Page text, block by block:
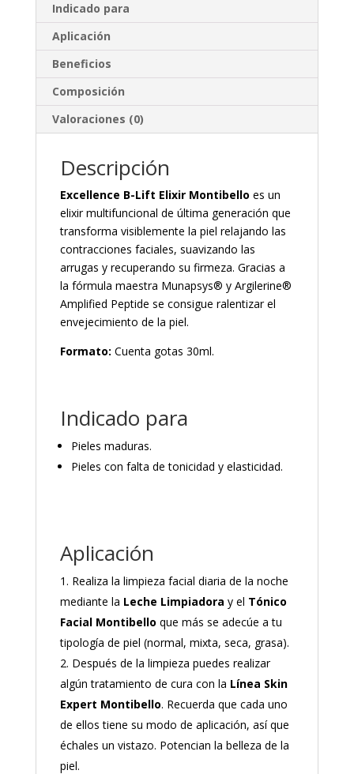
Indicado para
Aplicación
Beneficios
Composición
Valoraciones (0)
Descripción
Excellence B-Lift Elixir Montibello es un
elixir multifuncional de última generación que
transforma visiblemente la piel relajando las
contracciones faciales, suavizando las
arrugas y recuperando su firmeza. Gracias a
la fórmula maestra Munapsys® y Argilerine®
Amplified Peptide se consigue ralentizar el
envejecimiento de la piel.
Formato: Cuenta gotas 30ml.
Indicado para
Pieles maduras.
Pieles con falta de tonicidad y elasticidad.
Aplicación
Realiza la limpieza facial diaria de la noche
mediante la Leche Limpiadora y el Tónico
Facial Montibello que más se adecúe a tu
tipología de piel (normal, mixta, seca, grasa).
Después de la limpieza puedes realizar
algún tratamiento de cura con la Línea Skin
Expert Montibello. Recuerda que cada uno
de ellos tiene su modo de aplicación, así que
échales un vistazo. Potencian la belleza de la
piel.